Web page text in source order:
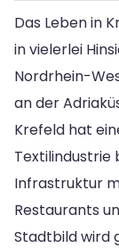
Das Leben in
in vielerlei
Nordrhein-
an der
Krefeld hat
Textilindustrie
Infrastruktur
Restaurants
Stadtbild wird